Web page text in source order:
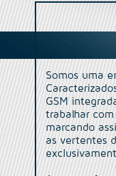
Somos uma
GSM
trabalhar
marcando
as vertentes